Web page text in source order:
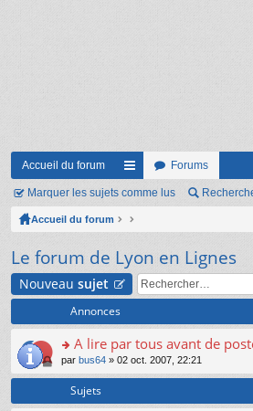
Accueil du forum
ac
co
ci
s
Forums
Marquer les sujets comme lus
Accueil du forum
Le forum de Lyon en Lignes
Nouveau sujet
Annonces
o
n
A lire par tous avant de
par bus64 » 02 oct. 2007, 22:21
Sujets